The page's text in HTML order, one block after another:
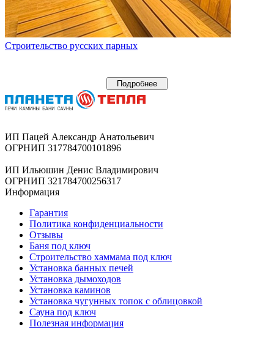
Строительство русских парных
Подробнее
ИП Пацей Александр Анатольевич
ОГРНИП 317784700101896
ИП Ильюшин Денис Владимирович
ОГРНИП 321784700256317
Информация
Гарантия
Политика конфиденциальности
Отзывы
Баня под ключ
Строительство хаммама под ключ
Установка банных печей
Установка дымоходов
Установка каминов
Установка чугунных топок с облицовкой
Сауна под ключ
Полезная информация